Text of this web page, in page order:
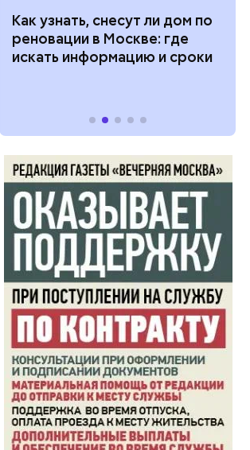
Как узнать, снесут ли дом по
реновации в Москве: где
искать информацию и сроки